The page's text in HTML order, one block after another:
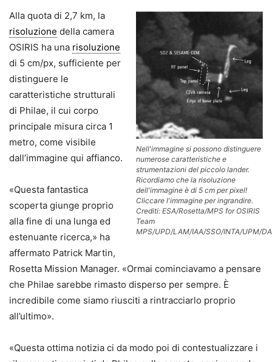
Nell'immagine si possono distinguere
numerose caratteristiche e
strumentazioni del piccolo lander.
Ricordiamo che la risoluzione
dell'immagine è di 5 cm per pixel!
Cliccare l'immagine per ingrandire.
Crediti: ESA/Rosetta/MPS for OSIRIS
Team
MPS/UPD/LAM/IAA/SSO/INTA/UPM/
Alla quota di 2,7 km, la
risoluzione della camera
OSIRIS ha una risoluzione
di 5 cm/px, sufficiente per
distinguere le
caratteristiche strutturali
di Philae, il cui corpo
principale misura circa 1
metro, come visibile
dall’immagine qui affianco.
«Questa fantastica
scoperta giunge proprio
alla fine di una lunga ed
estenuante ricerca,» ha
affermato Patrick Martin,
Rosetta Mission Manager. «Ormai cominciavamo a pensare
che Philae sarebbe rimasto disperso per sempre. È
incredibile come siamo riusciti a rintracciarlo proprio
all’ultimo».
«Questa ottima notizia ci da modo poi di contestualizzare i